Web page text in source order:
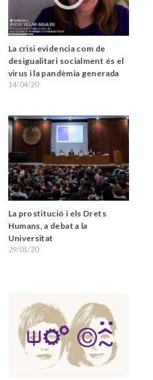
La crisi evidencia com de
desigualitari socialment és el
virus i la pandèmia generada
14/04/20
La prostitució i els Drets
Humans, a debat a la
Universitat
29/01/20